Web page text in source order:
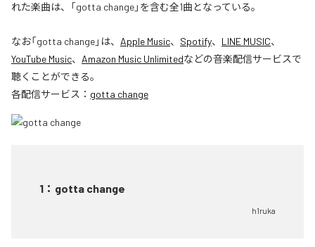
れた楽曲は、「gotta change」を含む全1曲となっている。
なお「gotta change」は、 Apple Music、 Spotify、 LINE MUSIC、
YouTube Music、 Amazon Music Unlimitedなどの音楽配信サービスで
聴くことができる。
各配信サービス： gotta change
1 ： gotta change
h1ruka